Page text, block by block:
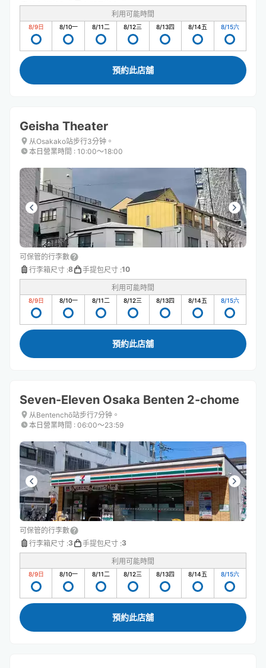
利用可能時間
8/9日 8/10一 8/11二 8/12三 8/13四 8/14五 8/15六
預約此店舖
Geisha Theater
从Osakako站步行3分钟。
本日營業時間 : 10:00〜18:00
可保管的行李數
行李箱尺寸 :8 手提包尺寸 :10
利用可能時間
8/9日 8/10一 8/11二 8/12三 8/13四 8/14五 8/15六
預約此店舖
Seven-Eleven Osaka Benten 2-chome
从Bentenchō站步行7分钟。
本日營業時間 : 06:00〜23:59
可保管的行李數
行李箱尺寸 :3 手提包尺寸 :3
利用可能時間
8/9日 8/10一 8/11二 8/12三 8/13四 8/14五 8/15六
預約此店舖